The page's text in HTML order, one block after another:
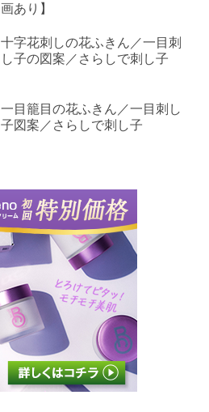
画あり】
十字花刺しの花ふきん／一目刺
し子の図案／さらしで刺し子
一目籠目の花ふきん／一目刺し
子図案／さらしで刺し子